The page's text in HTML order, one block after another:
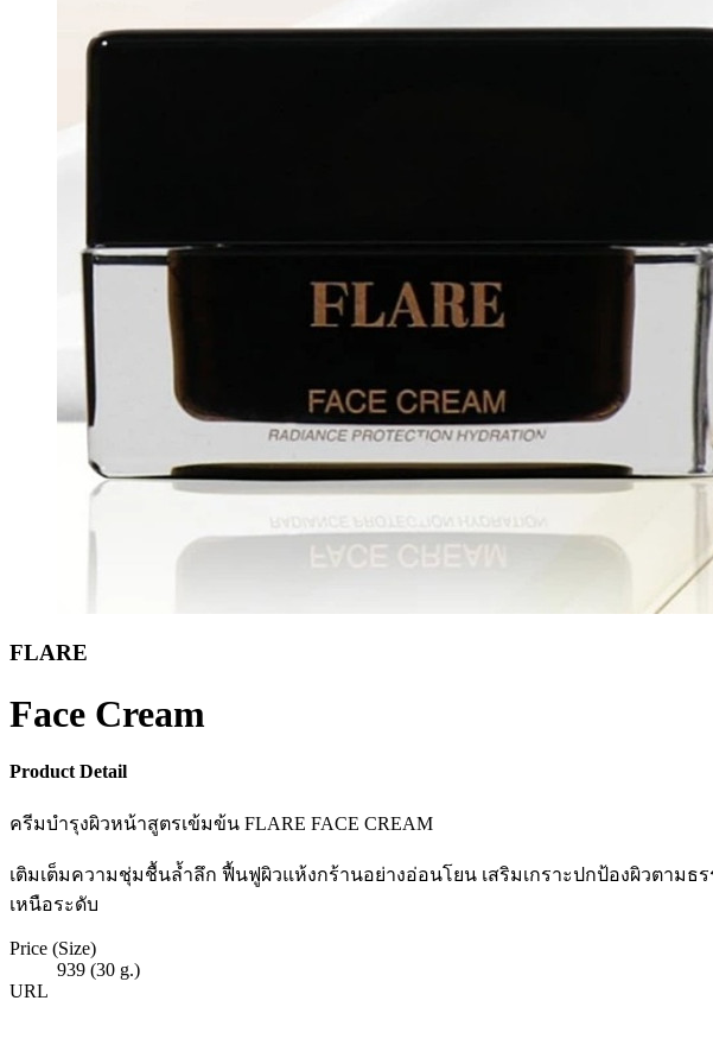
FLARE
Face Cream
Product Detail
ครีมบำรุงผิวหน้าสูตรเข้มข้น FLARE FACE CREAM
เติมเต็มความชุ่มชื้นล้ำลึก ฟื้นฟูผิวแห้งกร้านอย่างอ่อนโยน เสริมเกราะปกป้องผิวตามธ
เหนือระดับ
Price (Size)
939 (30 g.)
URL